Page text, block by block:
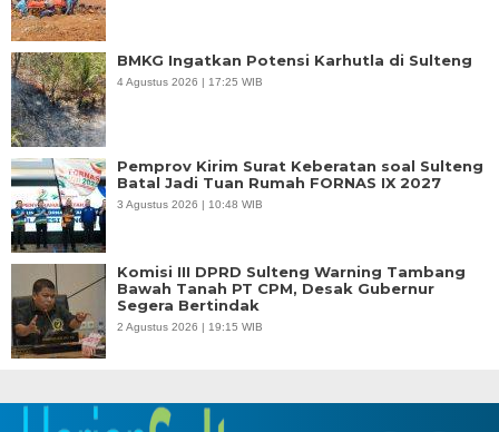
BMKG Ingatkan Potensi Karhutla di Sulteng
4 Agustus 2026 | 17:25 WIB
Pemprov Kirim Surat Keberatan soal Sulteng
Batal Jadi Tuan Rumah FORNAS IX 2027
3 Agustus 2026 | 10:48 WIB
Komisi III DPRD Sulteng Warning Tambang
Bawah Tanah PT CPM, Desak Gubernur
Segera Bertindak
2 Agustus 2026 | 19:15 WIB